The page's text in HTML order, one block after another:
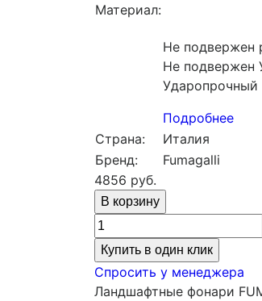
Материал:
Не подвержен
Не подвержен
Ударопрочный
Подробнее
Страна:
Италия
Бренд:
Fumagalli
4856 руб.
Купить в один клик
Спросить у менеджера
Ландшафтные фонари